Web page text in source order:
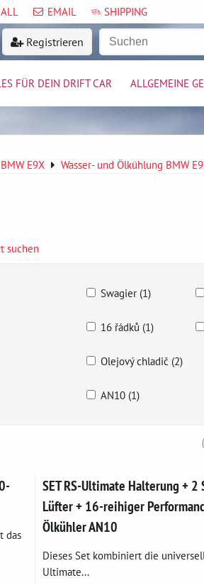
EMAIL SHIPPING
Registrieren
FÜR DEIN DRIFT CAR ALLGEMEINE
BMW E9X Wasser- und Ölkühlung BMW
suchen
Swagier (1)
16 řádků (1)
Olejový chladič (2)
AN10 (1)
das
SET RS-Ultimate Halterung + 2
Lüfter + 16-reihiger
Ölkühler AN10
Dieses Set kombiniert die
Ultimate...